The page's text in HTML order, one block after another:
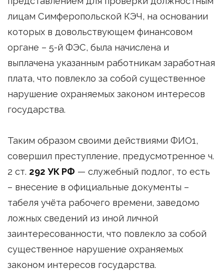
лицам Симферопольской КЭЧ, на основании
которых в довольствующем финансовом
органе – 5-й ФЭС, была начислена и
выплачена указанным работникам заработная
плата, что повлекло за собой существенное
нарушение охраняемых законом интересов
государства.
Таким образом своими действиями ФИО1,
совершил преступление, предусмотренное ч.
2 ст. 292 УК РФ — служебный подлог, то есть
– внесение в официальные документы –
табеля учёта рабочего времени, заведомо
ложных сведений из иной личной
заинтересованности, что повлекло за собой
существенное нарушение охраняемых
законом интересов государства.